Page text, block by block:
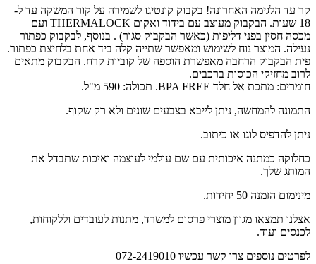
קר עד הלגימה האחרונה! בקבוק קונטיגו לשמירה על קור המשקה עד ל-
18 שעות. הבקבוק מעוצב עם בידוד ואקום THERMALOCK ועם
מכסה חסין בפני דליפות (כאשר הבקבוק סגור) . בנוסף, לבקבוק כפתור
נעילה. המוצר נוח לשימוש ומאפשר שתייה קלה ביד אחת בלחיצת כפתור.
פית הבקבוק הרחבה מאפשרת הוספה של קוביות קרח. הבקבוק מתאים
לרוב מחזיקי הכוסות ברכבים.
חומרים: מתכת אל חלד BPA FREE. תכולה: 590 מ"ל.
התמונה להמחשה, ניתן לייבא בצבעים שונים ולא רק שקוף.
ניתן להדפיס לוגו או כיתוב.
כחלוקה כמתנה איכותית עם שם עולמי לעוצמה ואיכות שתבדל את
המותג שלך.
מינימום הזמנה 50 יחידות.
אצלנו תמצאו מגוון מוצרי פרסום למשרד, מתנות לעובדים וללקוחות,
לכנסים ועוד.
לפרטים נוספים צרו קשר עכשיו 072-2419010